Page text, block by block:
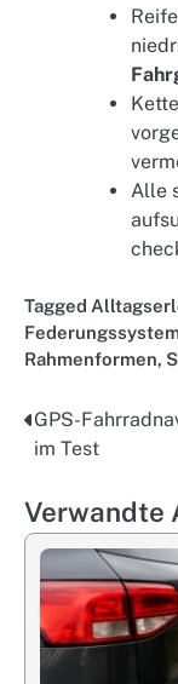
Alle
Tagged
Rahmenformen,
Post
GPS-
im Test
Verwandte